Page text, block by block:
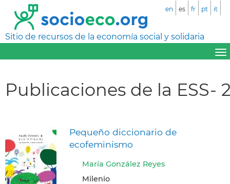
Sitio de recursos de la economía social y solidaria
en es fr pt it
Publicaciones de la ESS-
Pequeño diccionario de
ecofeminismo
María González Reyes
Milenio